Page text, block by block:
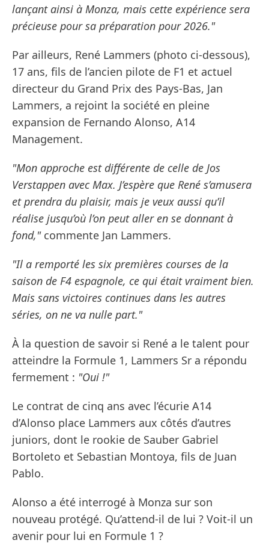
lançant ainsi à Monza, mais cette expérience sera
précieuse pour sa préparation pour 2026."
Par ailleurs, René Lammers (photo ci-dessous),
17 ans, fils de l’ancien pilote de F1 et actuel
directeur du Grand Prix des Pays-Bas, Jan
Lammers, a rejoint la société en pleine
expansion de Fernando Alonso, A14
Management.
"Mon approche est différente de celle de Jos
Verstappen avec Max. J’espère que René s’amusera
et prendra du plaisir, mais je veux aussi qu’il
réalise jusqu’où l’on peut aller en se donnant à
fond,"commente Jan Lammers.
"Il a remporté les six premières courses de la
saison de F4 espagnole, ce qui était vraiment bien.
Mais sans victoires continues dans les autres
séries, on ne va nulle part."
À la question de savoir si René a le talent pour
atteindre la Formule 1, Lammers Sr a répondu
fermement : "Oui !"
Le contrat de cinq ans avec l’écurie A14
d’Alonso place Lammers aux côtés d’autres
juniors, dont le rookie de Sauber Gabriel
Bortoleto et Sebastian Montoya, fils de Juan
Pablo.
Alonso a été interrogé à Monza sur son
nouveau protégé. Qu’attend-il de lui ? Voit-il un
avenir pour lui en Formule 1 ?